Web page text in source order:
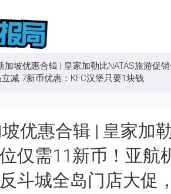
加坡优惠合辑 | 皇家加勒比NATAS旅游促
减 7新币优惠；KFC汉堡只要1块钱
优惠合辑 | 皇家加
仅需11新币！亚航
斗城全岛门店大促